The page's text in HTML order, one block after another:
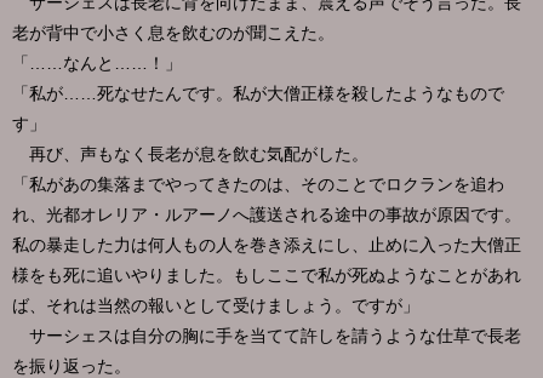
老が背中で小さく息を飲むのが聞こえた。
「……なんと……！」
「私が……死なせたんです。私が大僧正様を殺したようなもので
す」
再び、声もなく長老が息を飲む気配がした。
「私があの集落までやってきたのは、そのことでロクランを追わ
れ、光都オレリア・ルアーノへ護送される途中の事故が原因です。
私の暴走した力は何人もの人を巻き添えにし、止めに入った大僧正
様をも死に追いやりました。もしここで私が死ぬようなことがあれ
ば、それは当然の報いとして受けましょう。ですが」
サーシェスは自分の胸に手を当てて許しを請うような仕草で長老
を振り返った。